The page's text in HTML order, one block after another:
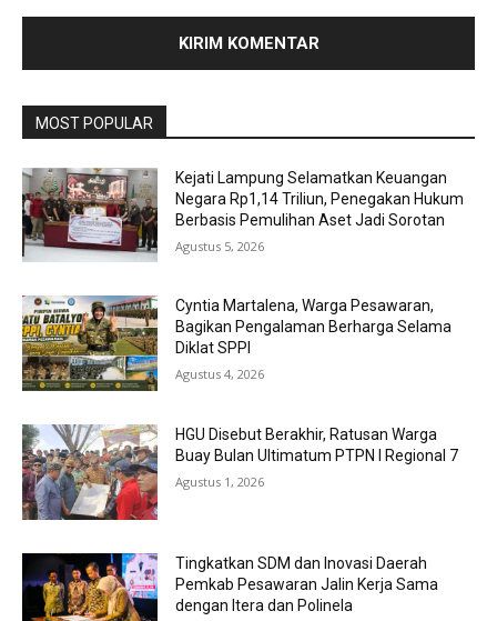
MOST POPULAR
Kejati Lampung Selamatkan Keuangan
Negara Rp1,14 Triliun, Penegakan Hukum
Berbasis Pemulihan Aset Jadi Sorotan
Agustus 5, 2026
Cyntia Martalena, Warga Pesawaran,
Bagikan Pengalaman Berharga Selama
Diklat SPPI
Agustus 4, 2026
HGU Disebut Berakhir, Ratusan Warga
Buay Bulan Ultimatum PTPN I Regional 7
Agustus 1, 2026
Tingkatkan SDM dan Inovasi Daerah
Pemkab Pesawaran Jalin Kerja Sama
dengan Itera dan Polinela